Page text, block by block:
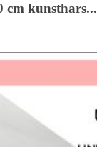
cm kunsthars...